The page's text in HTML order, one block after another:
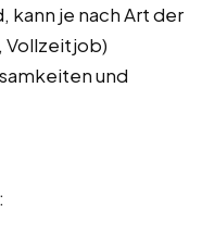
je nach Art der
Vollzeitjob)
und
: